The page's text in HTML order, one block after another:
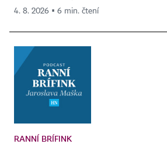
4. 8. 2026 ▪ 6 min. čtení
RANNÍ BRÍFINK